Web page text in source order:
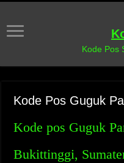
Kode Pos
Kode Pos Guguk
Kode pos Guguk
Bukittinggi,